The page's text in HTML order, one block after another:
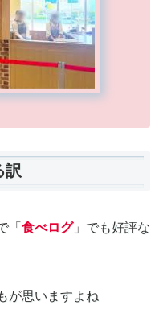
訳
「 食べログ」でも好評な
が思いますよね